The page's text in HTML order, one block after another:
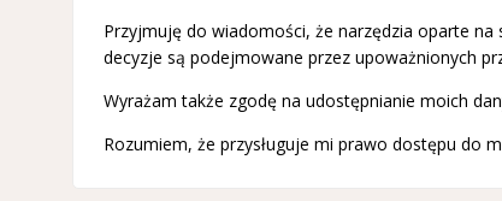
Przyjmuję do wiadomości, że narzędzia oparte
decyzje są podejmowane przez upoważnionych
Wyrażam także zgodę na udostępnianie moich
Rozumiem, że przysługuje mi prawo dostępu do